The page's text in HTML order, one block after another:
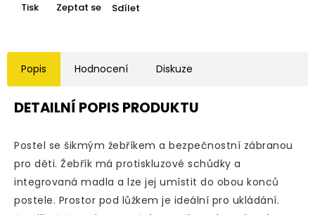
Tisk Zeptat se Sdílet
Popis Hodnocení Diskuze
DETAILNÍ POPIS PRODUKTU
Postel se šikmým žebříkem a bezpečnostní zábranou
pro děti. Žebřík má protiskluzové schůdky a
integrovaná madla a lze jej umístit do obou konců
postele. Prostor pod lůžkem je ideální pro ukládání.